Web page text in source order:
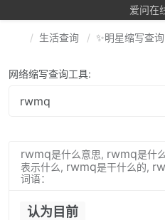
爱问在
生活查询 ✨明星缩写查询
网络缩写查询工具:
rwmq是什么意思, rwmq是什
表示什么, rwmq是干什么的,
词语：
认为目前